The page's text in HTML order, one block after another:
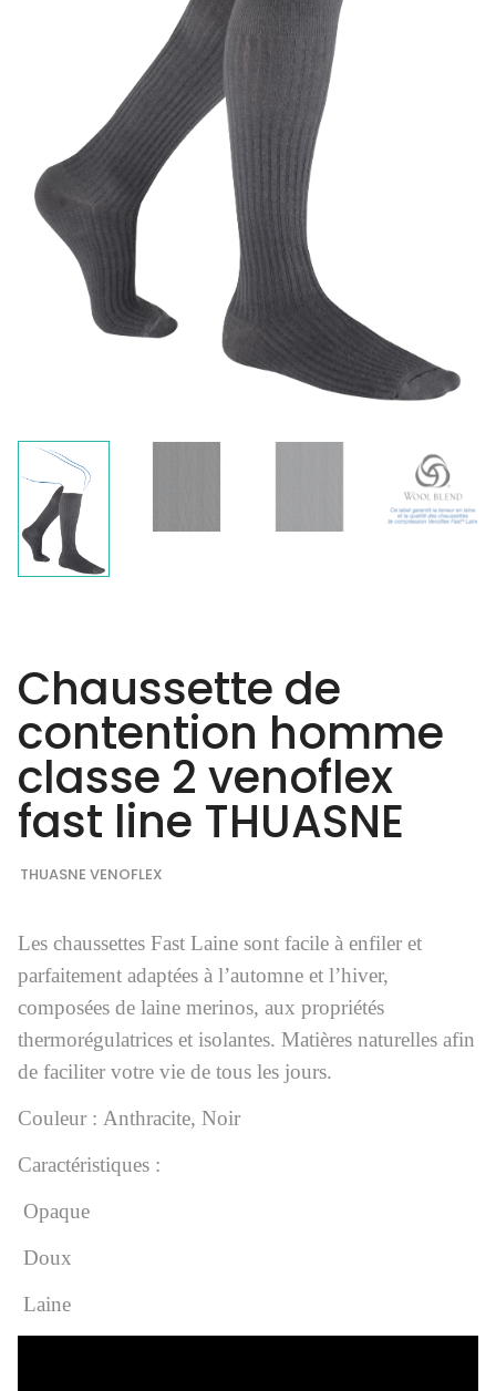
Chaussette de
contention homme
classe 2 venoflex
fast line THUASNE
THUASNE VENOFLEX
Les chaussettes Fast Laine sont facile à enfiler et
parfaitement adaptées à l’automne et l’hiver,
composées de laine merinos, aux propriétés
thermorégulatrices et isolantes. Matières naturelles afin
de faciliter votre vie de tous les jours.
Couleur : Anthracite, Noir
Caractéristiques :
Opaque
Doux
Laine